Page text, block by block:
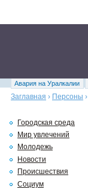
Авария на Уралкалии
Заглавная › Персоны ›
Городская среда
Мир увлечений
Молодежь
Новости
Происшествия
Социум